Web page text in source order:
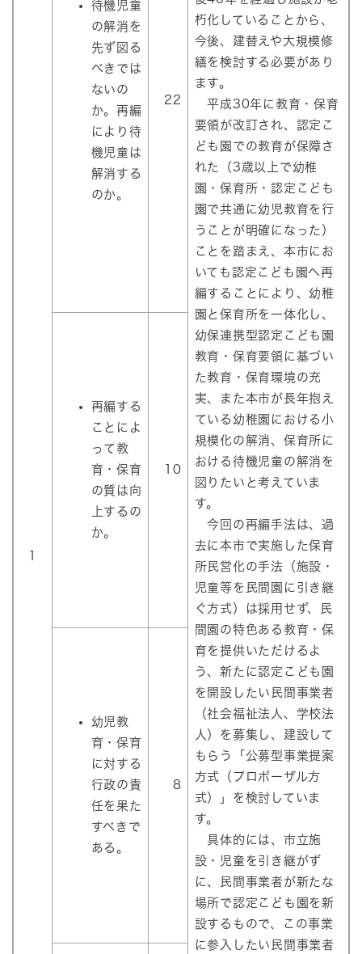
1
朽化していることから、
今後、建替えや大規模修
繕を検討する必要があり
ます。
平成30年に教育・保育
要領が改訂され、認定こ
ども園での教育が保障さ
れた（3歳以上で幼稚
園・保育所・認定こども
園で共通に幼児教育を行
うことが明確になった）
ことを踏まえ、本市にお
いても認定こども園へ再
編することにより、幼稚
園と保育所を一体化し、
幼保連携型認定こども園
教育・保育要領に基づい
た教育・保育環境の充
実、また本市が長年抱え
ている幼稚園における小
規模化の解消、保育所に
おける待機児童の解消を
図りたいと考えていま
す。
今回の再編手法は、過
去に本市で実施した保育
所民営化の手法（施設・
児童等を民間園に引き継
ぐ方式）は採用せず、民
間園の特色ある教育・保
育を提供いただけるよ
う、新たに認定こども園
を開設したい民間事業者
（社会福祉法人、学校法
人）を募集し、建設して
もらう「公募型事業提案
方式（プロポーザル方
式）」を検討していま
す。
具体的には、市立施
設・児童を引き継がず
に、民間事業者が新たな
場所で認定こども園を新
設するもので、この事業
に参入したい民間事業者
待機児童
の解消を
先ず図る
べきでは
ないの
か。再編
により待
機児童は
解消する
のか。
22
再編する
ことによ
って教
育・保育
の質は向
上するの
か。
10
幼児教
育・保育
に対する
行政の責
任を果た
すべきで
ある。
8